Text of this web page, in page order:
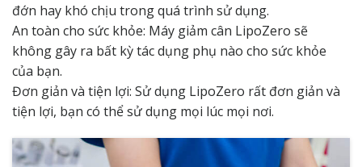
đớn hay khó chịu trong quá trình sử dụng.
An toàn cho sức khỏe: Máy giảm cân LipoZero sẽ
không gây ra bất kỳ tác dụng phụ nào cho sức khỏe
của bạn.
Đơn giản và tiện lợi: Sử dụng LipoZero rất đơn giản và
tiện lợi, bạn có thể sử dụng mọi lúc mọi nơi.